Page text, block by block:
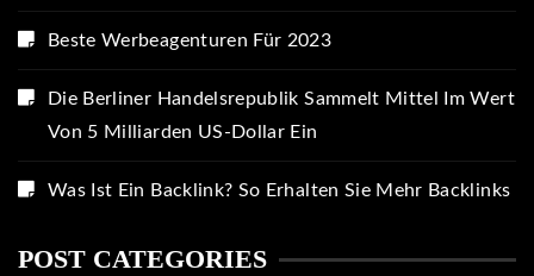
Beste Werbeagenturen Für 2023
Die Berliner Handelsrepublik Sammelt Mittel Im Wert
Von 5 Milliarden US-Dollar Ein
Was Ist Ein Backlink? So Erhalten Sie Mehr Backlinks
POST CATEGORIES